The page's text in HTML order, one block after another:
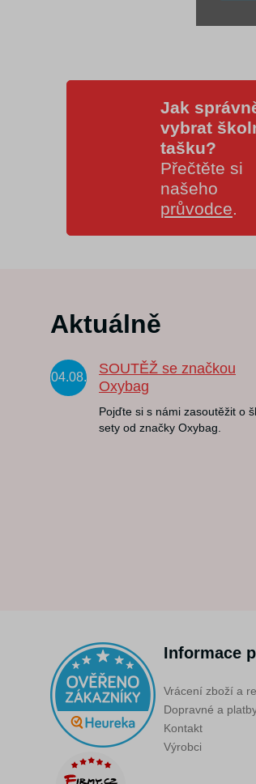
Jak
vybrat
tašku?
Přečtěte si
našeho
průvodce.
Aktuálně
04.08.
SOUTĚŽ se značkou
Oxybag
Pojďte si s námi zasoutěžit o
sety od značky Oxybag.
Informace
Vrácení zboží a
Dopravné a
Kontakt
Výrobci